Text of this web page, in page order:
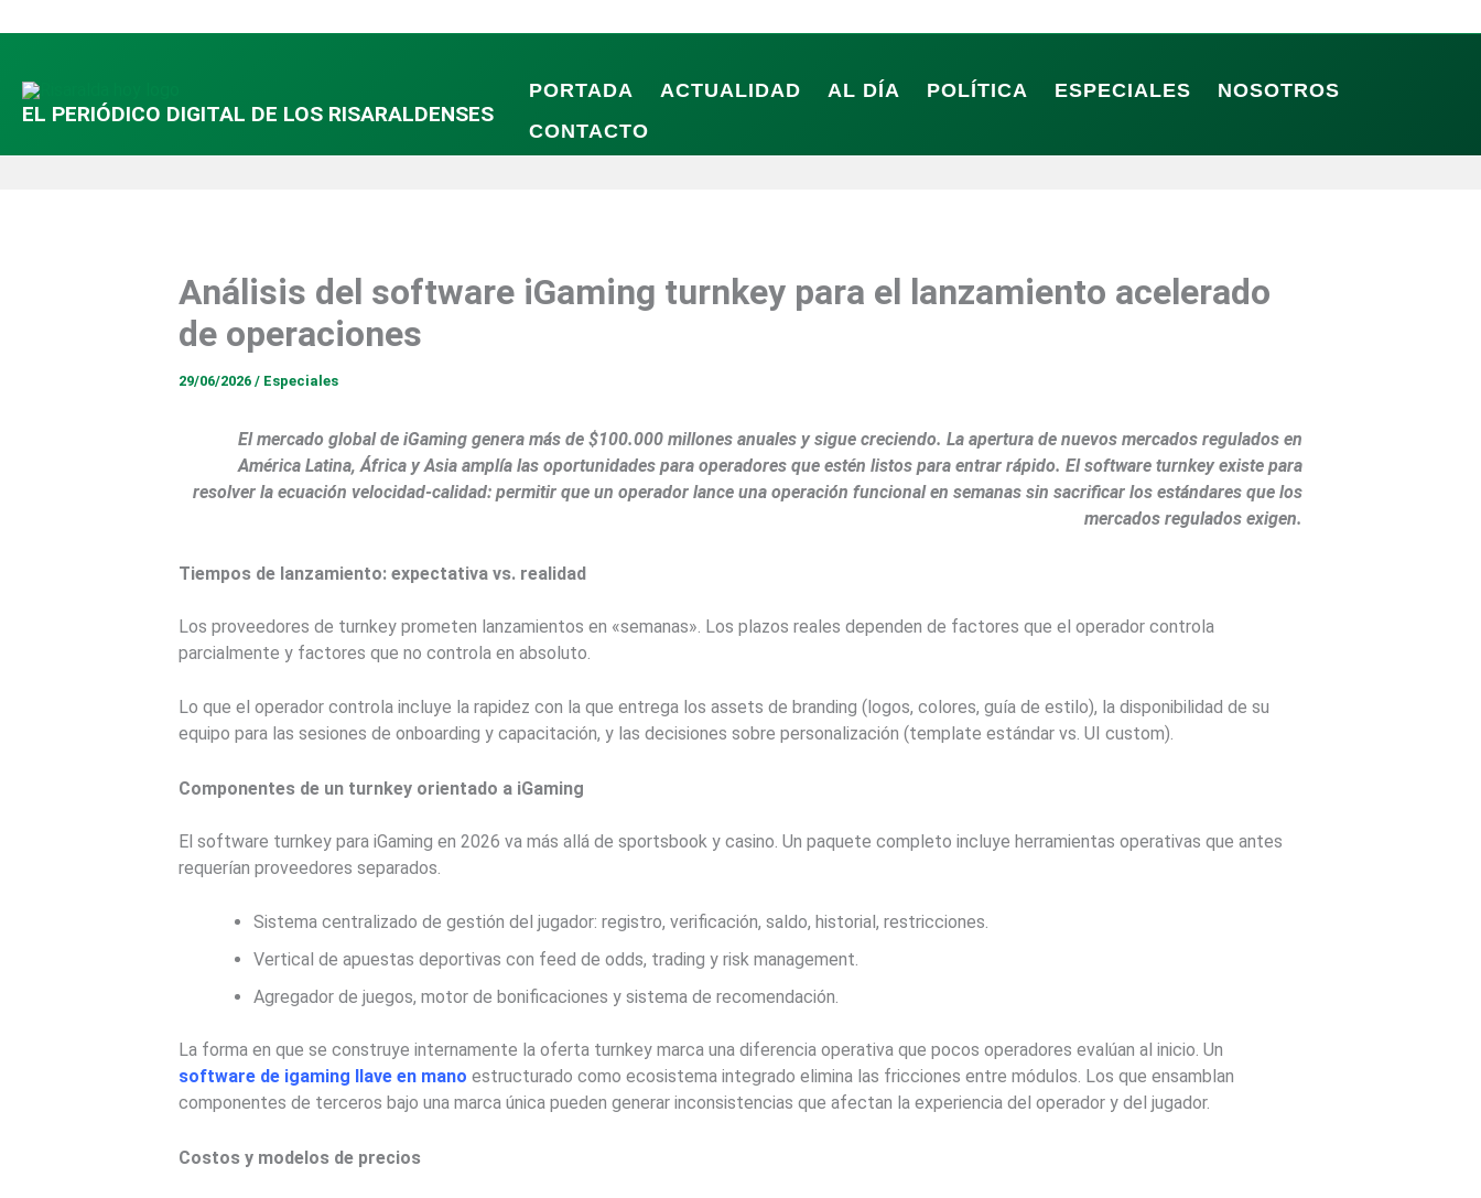
al
EL PERIÓDICO DIGITAL DE LOS RISARALDENSES
PORTADA ACTUALIDAD AL DÍA POLÍTICA ESPECIALES
NOSOTROS
CONTACTO
Análisis del software iGaming turnkey para el lanzamiento acelerado
de operaciones
29/06/2026 / Especiales
El mercado global de iGaming genera más de $100.000 millones anuales y sigue creciendo. La apertura de nuevos mercados regulados en
América Latina, África y Asia amplía las oportunidades para operadores que estén listos para entrar rápido. El software turnkey existe para
resolver la ecuación velocidad-calidad: permitir que un operador lance una operación funcional en semanas sin sacrificar los estándares que los
mercados regulados exigen.
Tiempos de lanzamiento: expectativa vs. realidad
Los proveedores de turnkey prometen lanzamientos en «semanas». Los plazos reales dependen de factores que el operador controla
parcialmente y factores que no controla en absoluto.
Lo que el operador controla incluye la rapidez con la que entrega los assets de branding (logos, colores, guía de estilo), la disponibilidad de su
equipo para las sesiones de onboarding y capacitación, y las decisiones sobre personalización (template estándar vs. UI custom).
Componentes de un turnkey orientado a iGaming
El software turnkey para iGaming en 2026 va más allá de sportsbook y casino. Un paquete completo incluye herramientas operativas que antes
requerían proveedores separados.
Sistema centralizado de gestión del jugador: registro, verificación, saldo, historial, restricciones.
Vertical de apuestas deportivas con feed de odds, trading y risk management.
Agregador de juegos, motor de bonificaciones y sistema de recomendación.
La forma en que se construye internamente la oferta turnkey marca una diferencia operativa que pocos operadores evalúan al inicio. Un
software de igaming llave en mano estructurado como ecosistema integrado elimina las fricciones entre módulos. Los que ensamblan
componentes de terceros bajo una marca única pueden generar inconsistencias que afectan la experiencia del operador y del jugador.
Costos y modelos de precios